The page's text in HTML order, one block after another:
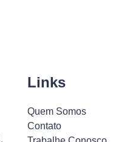
Links
Quem Somos
Contato